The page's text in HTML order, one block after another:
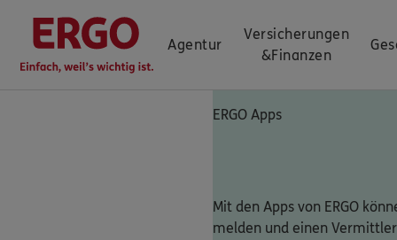
Agentur
Versicherungen
&Finanzen
ERGO Apps
Mit den Apps von ERGO
melden und einen